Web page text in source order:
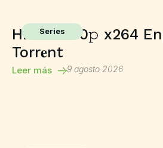
Series
HDTV 2160𝚙 x264
Torr𝐞nt
Leer más 9 agosto 2026